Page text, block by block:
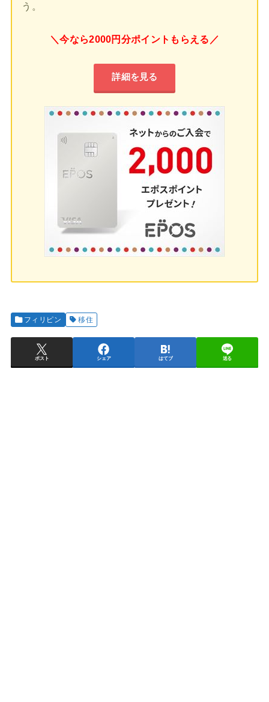
う。
＼今なら2000円分ポイントもらえる／
詳細を見る
フィリピン 移住
ポスト シェア はてブ 送る